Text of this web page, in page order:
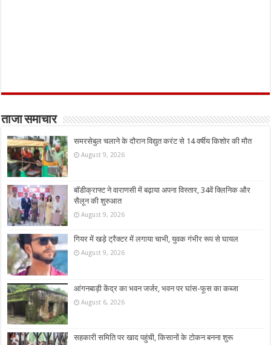
ताजा समाचार
समरसेबुल चलाने के दौरान विद्युत करंट से 14 वर्षीय किशोर की मौत
August 9, 2026
बॉडीक्राफ्ट ने वाराणसी में बढ़ाया अपना विस्तार, 34वें क्लिनिक और
सैलून की शुरुआत
August 9, 2026
गियर में खड़े ट्रैक्टर में लगाया चाभी, युवक गंभीर रूप से घायल
August 9, 2026
आंगनबाड़ी केंद्र का भवन जर्जर, भवन पर घांस-फूस का कब्जा
August 6, 2026
सहकारी समिति पर खाद पहुंची, किसानों के टोकन बनना शुरू